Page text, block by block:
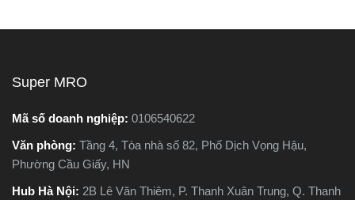
Super MRO
Mã số doanh nghiệp: 0106540622
Văn phòng: Tầng 4, Tòa nhà số 82, Phố Dịch Vọng Hậu,
Phường Cầu Giấy, HN
Hub Hà Nội: 2B Lê Văn Thiêm, P. Thanh Xuân Trung, Q. Thanh